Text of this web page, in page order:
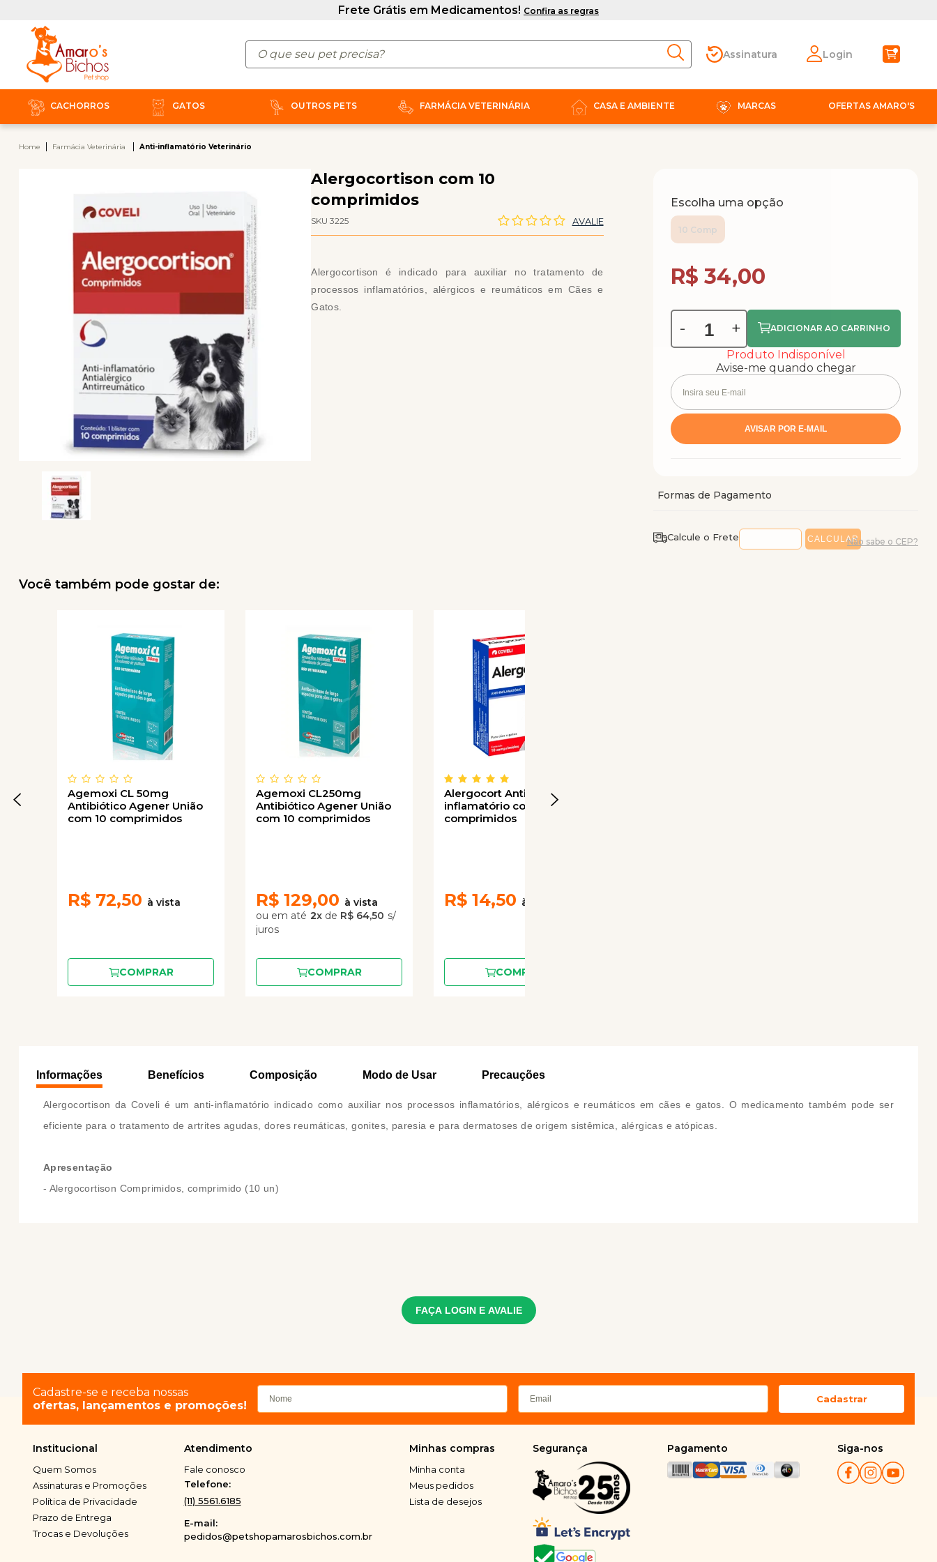
Assinatura Login
CACHORROS GATOS OUTROS PETS FARMÁCIA VETERINÁRIA CASA E AMBIENTE MARCAS OFERTAS AMARO'S
Home Farmácia Veterinária Anti-inflamatório Veterinário
Alergocortison com 10
comprimidos
SKU 3225 AVALIE
Alergocortison é indicado para auxiliar no tratamento de
processos inflamatórios, alérgicos e reumáticos em Cães e
Gatos.
Você também pode gostar de:
Agemoxi CL 50mg
Antibiótico Agener União
com 10 comprimidos
R$ 72,50
COMPRAR
Agemoxi CL250mg
Antibiótico Agener União
com 10 comprimidos
R$ 129,00
2x de R$ 64,50
COMPRAR
Alergocort Anti-
inflamatório com 10
comprimidos
R$ 14,50
COMPRAR
Escolha uma opção
10 Comp
R$ 34,00
- +
Produto Indisponível
Avise-me quando chegar
Calcule o Frete Não sabe o CEP?
Informações Benefícios Composição Modo de Usar Precauções
Alergocortison da Coveli é um anti-inflamatório indicado como auxiliar nos processos inflamatórios, alérgicos e reumáticos em cães e gatos. O medicamento também pode ser
eficiente para o tratamento de artrites agudas, dores reumáticas, gonites, paresia e para dermatoses de origem sistêmica, alérgicas e atópicas.
Apresentação
- Alergocortison Comprimidos, comprimido (10 un)
FAÇA LOGIN E AVALIE
Cadastre-se e receba nossas
ofertas, lançamentos e promoções!
Institucional
Quem Somos
Assinaturas e Promoções
Política de Privacidade
Prazo de Entrega
Trocas e Devoluções
Atendimento
Fale conosco
Telefone:
(11) 5561.6185
E-mail:
pedidos@petshopamarosbichos.com.br
Minhas compras
Minha conta
Meus pedidos
Lista de desejos
Segurança Pagamento Siga-nos